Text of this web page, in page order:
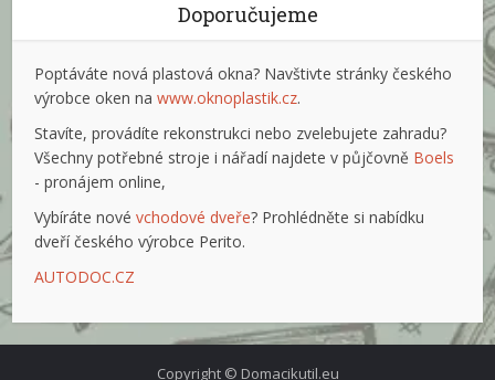
Doporučujeme
Poptáváte nová plastová okna? Navštivte stránky českého
výrobce oken nawww.oknoplastik.cz.
Stavíte, provádíte rekonstrukci nebo zvelebujete zahradu?
Všechny potřebné stroje i nářadí najdete v půjčovně Boels
- pronájem online,
Vybíráte novévchodové dveře? Prohlédněte si nabídku
dveří českého výrobce Perito.
AUTODOC.CZ
Copyright © Domacikutil.eu